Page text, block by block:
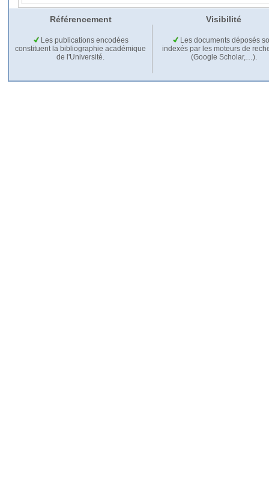
Référencement Visibilité
Les publications encodées
constituent la bibliographie académique
de l'Université.
Les documents déposés
indexés par les moteurs de
(Google Scholar,…).